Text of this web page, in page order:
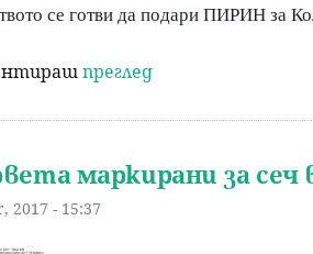
се готви да подари ПИРИН за
преглед
маркирани за сеч
2017 - 15:37